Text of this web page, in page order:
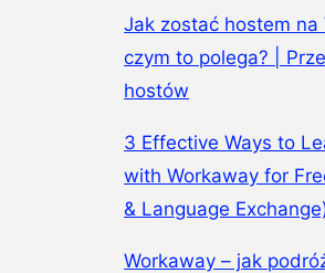
Jak zostać hostem na
czym to polega? |
hostów
3 Effective Ways to
with Workaway for
& Language
Workaway – jak